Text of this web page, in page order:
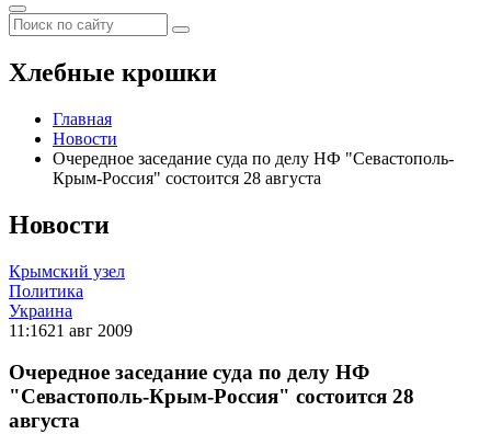
Хлебные крошки
Главная
Новости
Очередное заседание суда по делу НФ "Севастополь-
Крым-Россия" состоится 28 августа
Новости
Крымский узел
Политика
Украина
11:1621 авг 2009
Очередное заседание суда по делу НФ
"Севастополь-Крым-Россия" состоится 28
августа